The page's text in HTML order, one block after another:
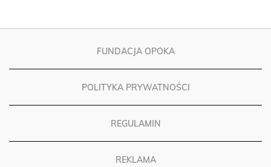
FUNDACJA OPOKA
POLITYKA PRYWATNOŚCI
REGULAMIN
REKLAMA